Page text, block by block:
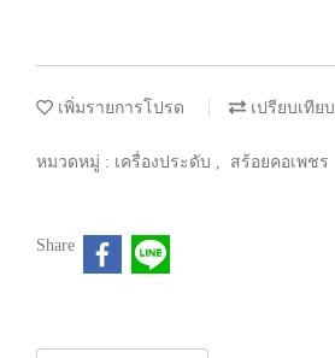
เพิ่มรายการโปรด เปรียบเทียบ
หมวดหมู่ : เครื่องประดับ , สร้อยคอเพชร
Share